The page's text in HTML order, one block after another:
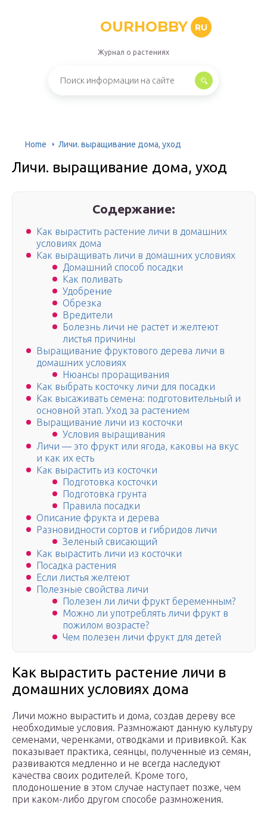
OURHOBBY RU
Журнал о растениях
Home Личи. выращивание дома, уход
Личи. выращивание дома, уход
Содержание:
Как вырастить растение личи в домашних
условиях дома
Как выращивать личи в домашних условиях
Домашний способ посадки
Как поливать
Удобрение
Обрезка
Вредители
Болезнь личи не растет и желтеют
листья причины
Выращивание фруктового дерева личи в
домашних условиях
Нюансы проращивания
Как выбрать косточку личи для посадки
Как высаживать семена: подготовительный и
основной этап. Уход за растением
Выращивание личи из косточки
Условия выращивания
Личи — это фрукт или ягода, каковы на вкус
и как их есть
Как вырастить из косточки
Подготовка косточки
Подготовка грунта
Правила посадки
Описание фрукта и дерева
Разновидности сортов и гибридов личи
Зеленый свисающий
Как вырастить личи из косточки
Посадка растения
Если листья желтеют
Полезные свойства личи
Полезен ли личи фрукт беременным?
Можно ли употреблять личи фрукт в
пожилом возрасте?
Чем полезен личи фрукт для детей
Как вырастить растение личи в
домашних условиях дома
Личи можно вырастить и дома, создав дереву все
необходимые условия. Размножают данную культуру
семенами, черенками, отводками и прививкой. Как
показывает практика, сеянцы, полученные из семян,
развиваются медленно и не всегда наследуют
качества своих родителей. Кроме того,
плодоношение в этом случае наступает позже, чем
при каком-либо другом способе размножения.